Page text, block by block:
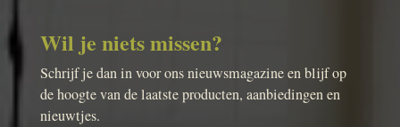
Wil je niets missen?
Schrijf je dan in voor ons nieuwsmagazine en blijf op
de hoogte van de laatste producten, aanbiedingen en
nieuwtjes.